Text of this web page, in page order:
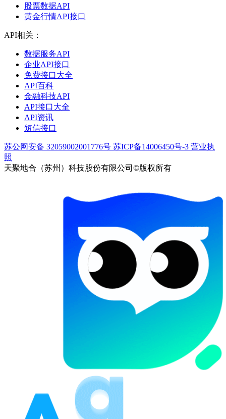
股票数据API
黄金行情API接口
API相关：
数据服务API
企业API接口
免费接口大全
API百科
金融科技API
API接口大全
API资讯
短信接口
苏公网安备 32059002001776号 苏ICP备14006450号-3 营业执
照
天聚地合（苏州）科技股份有限公司©版权所有